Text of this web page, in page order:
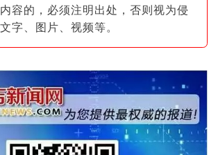
容的，必须注明出处，否则视为侵
字、图片 、视频等。